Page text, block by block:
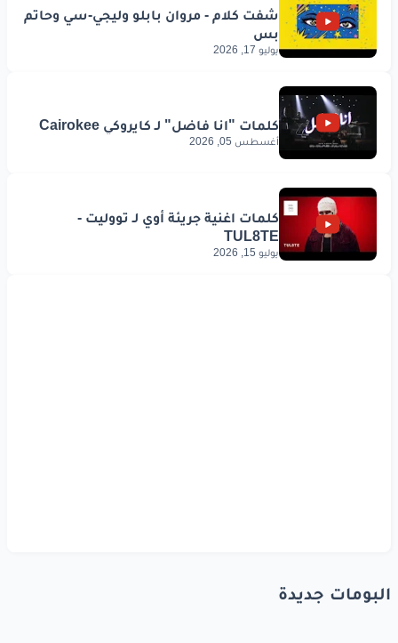
يوليو 17, 2026
أغسطس 05, 2026
يوليو 15, 2026
البومات جديدة